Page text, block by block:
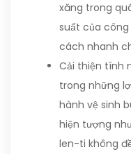
xăng trong
suất của
cách nhanh
Cải thiện tính
trong những
hành vệ sinh
hiện tượng
len-ti không